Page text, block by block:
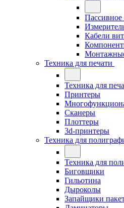
Пассивное
Кабели
Техника для печати
Техника для
Принтеры
Сканеры
Плоттеры
3d-принтеры
Техника для
Техника для
Биговщики
Гильотина
Дыроколы
Запайщики